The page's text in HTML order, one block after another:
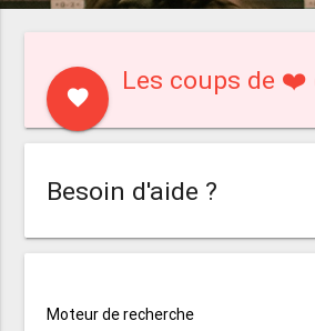
favorite
Les coups de ❤️
Besoin d'aide ?
Moteur de recherche